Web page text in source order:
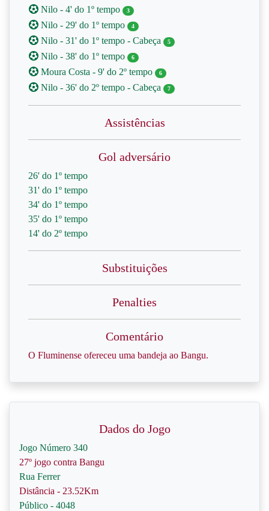
Nilo - 4' do 1º tempo 3
Nilo - 29' do 1º tempo 4
Nilo - 31' do 1º tempo - Cabeça 5
Nilo - 38' do 1º tempo 6
Moura Costa - 9' do 2º tempo 6
Nilo - 36' do 2º tempo - Cabeça 7
Assistências
Gol adversário
26' do 1º tempo
31' do 1º tempo
34' do 1º tempo
35' do 1º tempo
14' do 2º tempo
Substituições
Penalties
Comentário
O Fluminense ofereceu uma bandeja ao Bangu.
Dados do Jogo
Jogo Número 340
27º jogo contra Bangu
Rua Ferrer
Distância - 23.52Km
Público - 4048